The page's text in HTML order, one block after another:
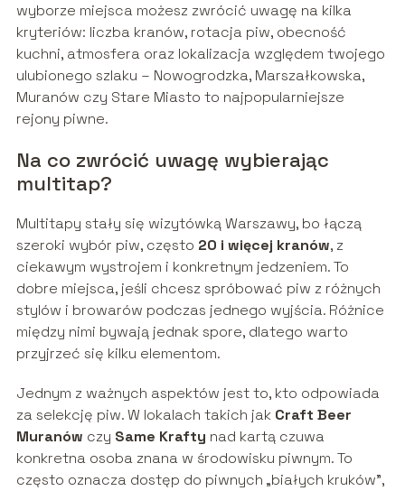
wyborze miejsca możesz zwrócić uwagę na kilka
kryteriów: liczba kranów, rotacja piw, obecność
kuchni, atmosfera oraz lokalizacja względem twojego
ulubionego szlaku – Nowogrodzka, Marszałkowska,
Muranów czy Stare Miasto to najpopularniejsze
rejony piwne.
Na co zwrócić uwagę wybierając
multitap?
Multitapy stały się wizytówką Warszawy, bo łączą
szeroki wybór piw, często 20 i więcej kranów, z
ciekawym wystrojem i konkretnym jedzeniem. To
dobre miejsca, jeśli chcesz spróbować piw z różnych
stylów i browarów podczas jednego wyjścia. Różnice
między nimi bywają jednak spore, dlatego warto
przyjrzeć się kilku elementom.
Jednym z ważnych aspektów jest to, kto odpowiada
za selekcję piw. W lokalach takich jak Craft Beer
Muranów czy Same Krafty nad kartą czuwa
konkretna osoba znana w środowisku piwnym. To
często oznacza dostęp do piwnych „białych kruków”,